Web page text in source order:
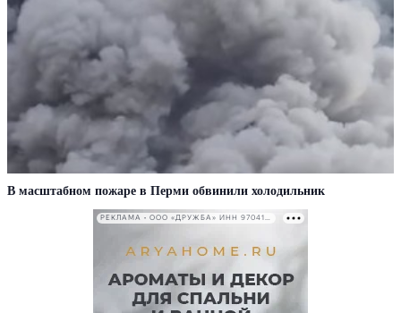
В масштабном пожаре в Перми обвинили холодильник
РЕКЛАМА • ООО «ДРУЖБА» ИНН 9704146411